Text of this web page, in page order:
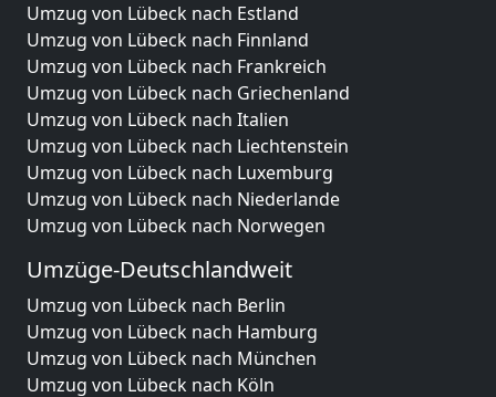
Umzug von Lübeck nach Estland
Umzug von Lübeck nach Finnland
Umzug von Lübeck nach Frankreich
Umzug von Lübeck nach Griechenland
Umzug von Lübeck nach Italien
Umzug von Lübeck nach Liechtenstein
Umzug von Lübeck nach Luxemburg
Umzug von Lübeck nach Niederlande
Umzug von Lübeck nach Norwegen
Umzüge-Deutschlandweit
Umzug von Lübeck nach Berlin
Umzug von Lübeck nach Hamburg
Umzug von Lübeck nach München
Umzug von Lübeck nach Köln